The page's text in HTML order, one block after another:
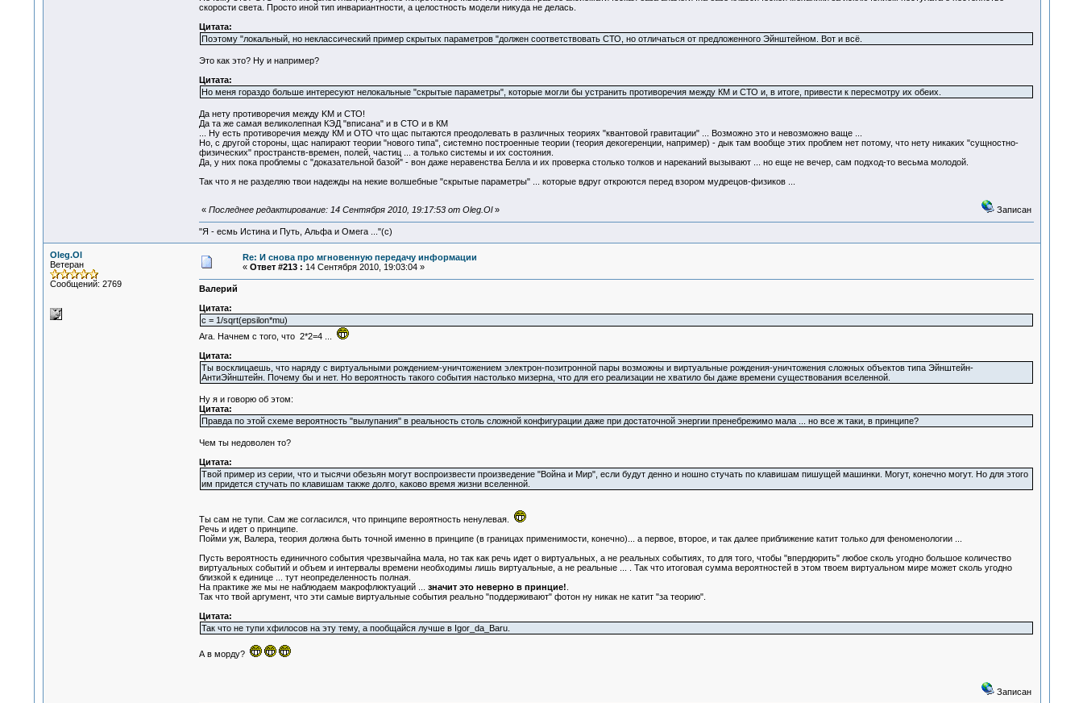
скорости света. Просто иной тип инвариантности, а целостность модели никуда не делась.
Цитата:
Поэтому "локальный, но неклассический пример скрытых параметров "должен соответствовать СТО, но отличаться от предложенного Эйнштейном. Вот и всё.
Это как это? Ну и например?
Цитата:
Но меня гораздо больше интересуют нелокальные "скрытые параметры", которые могли бы устранить противоречия между КМ и СТО и, в итоге, привести к пересмотру их обеих.
Да нету противоречия между KM и СТО!
Да та же самая великолепная КЭД "вписана" и в CТО и в КМ
... Ну есть противоречия между КМ и ОТО что щас пытаются преодолевать в различных теориях "квантовой гравитации" ... Возможно это и невозможно ваще ...
Но, с другой стороны, щас напирают теории "нового типа", системно построенные теории (теория декогеренции, например) - дык там вообще этих проблем нет потому, что нету никаких "сущностно-
физических" пространств-времен, полей, частиц ... а только системы и их состояния.
Да, у них пока проблемы с "доказательной базой" - вон даже неравенства Белла и их проверка столько толков и нареканий вызывают ... но еще не вечер, сам подход-то весьма молодой.
Так что я не разделяю твои надежды на некие волшебные "скрытые параметры" ... которые вдруг откроются перед взором мудрецов-физиков ...
« Последнее редактирование: 14 Сентября 2010, 19:17:53 от Oleg.Ol» Записан
"Я - есмь Истина и Путь, Альфа и Омега ..."(с)
Oleg.Ol
Ветеран
Сообщений: 2769
Re: И снова про мгновенную передачу информации
« Ответ #213 : 14 Сентября 2010, 19:03:04 »
Валерий
Цитата:
c = 1/sqrt(epsilon*mu)
Ага. Начнем с того, что 2*2=4 ...
Цитата:
Ты восклицаешь, что наряду с виртуальными рождением-уничтожением электрон-позитронной пары возможны и виртуальные рождения-уничтожения сложных объектов типа Эйнштейн-
АнтиЭйнштейн. Почему бы и нет. Но вероятность такого события настолько мизерна, что для его реализации не хватило бы даже времени существования вселенной.
Ну я и говорю об этом:
Цитата:
Правда по этой схеме вероятность "вылупания" в реальность столь сложной конфигурации даже при достаточной энергии пренебрежимо мала ... но все ж таки, в принципе?
Чем ты недоволен то?
Цитата:
Твой пример из серии, что и тысячи обезьян могут воспроизвести произведение "Война и Мир", если будут денно и ношно стучать по клавишам пишущей машинки. Могут, конечно могут. Но для этого
им придется стучать по клавишам также долго, каково время жизни вселенной.
Ты сам не тупи. Сам же согласился, что принципе вероятность ненулевая.
Речь и идет о принципе.
Пойми уж, Валера, теория должна быть точной именно в принципе (в границах применимости, конечно)... а первое, второе, и так далее приближение катит только для феноменологии ...
Пусть вероятность единичного события чрезвычайна мала, но так как речь идет о виртуальных, а не реальных событиях, то для того, чтобы "впердюрить" любое сколь угодно большое количество
виртуальных событий и объем и интервалы времени необходимы лишь виртуальные, а не реальные ... . Так что итоговая сумма вероятностей в этом твоем виртуальном мире может сколь угодно
близкой к единице ... тут неопределенность полная.
На практике же мы не наблюдаем макрофлюктуаций ... значит это неверно в принцие!
Так что твой аргумент, что эти самые виртуальные события реально "поддерживают" фотон ну никак не катит "за теорию".
Цитата:
Так что не тупи хфилосов на эту тему, а пообщайся лучше в Igor_da_Baru.
А в морду?
Записан